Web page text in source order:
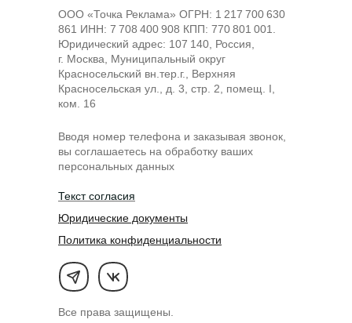
ООО «Точка Реклама» ОГРН: 1 217 700 630
861 ИНН: 7 708 400 908 КПП: 770 801 001.
Юридический адрес: 107 140, Россия,
г. Москва, Муниципальный округ
Красносельский вн.тер.г., Верхняя
Красносельская ул., д. 3, стр. 2, помещ. I,
ком. 16
Все права защищены.
Вводя номер телефона и заказывая звонок,
вы соглашаетесь на обработку ваших
персональных данных
Текст согласия
Юридические документы
Политика конфиденциальности